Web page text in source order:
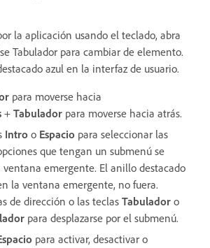
la aplicación usando el teclado, abra
Tabulador para cambiar de elemento.
azul en la interfaz de usuario.
para moverse hacia
+ Tabulador para moverse hacia atrás.
Intro o Espacio para seleccionar las
que tengan un submenú se
emergente. El anillo destacado
la ventana emergente, no fuera.
de dirección o las teclas Tabulador o
para desplazarse por el submenú.
para activar, desactivar o